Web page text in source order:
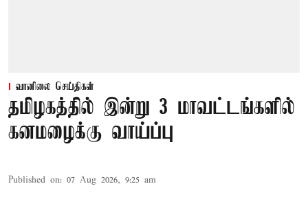
வானிலை செய்திகள்
தமிழகத்தில் இன்று 3 மாவட்டங்களில்
கனமழைக்கு வாய்ப்பு
Published on: 07 Aug 2026, 9:25 am